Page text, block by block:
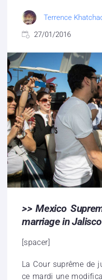
Terrence
27/01/2016
>> Mexico
marriage in
[spacer]
La Cour suprême de
ce mardi une